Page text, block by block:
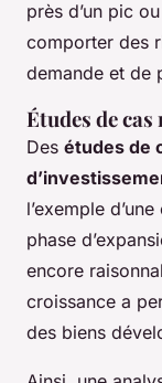
près d’un pic
comporter des
demande et de
Études de cas
Des études de
l’exemple
phase
encore
croissance a
des biens